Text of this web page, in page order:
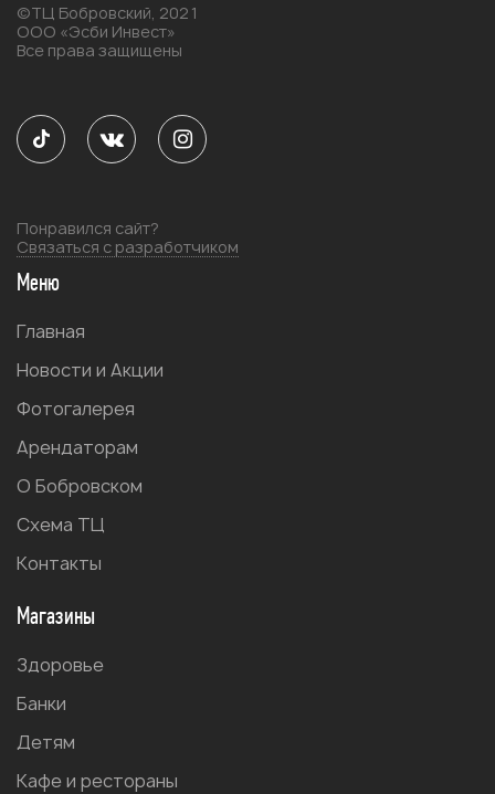
©ТЦ Бобровский, 2021
ООО «Эсби Инвест»
Все права защищены
Понравился сайт?
Связаться с разработчиком
Меню
Главная
Новости и Акции
Фотогалерея
Арендаторам
О Бобровском
Схема ТЦ
Контакты
Магазины
Здоровье
Банки
Детям
Кафе и рестораны